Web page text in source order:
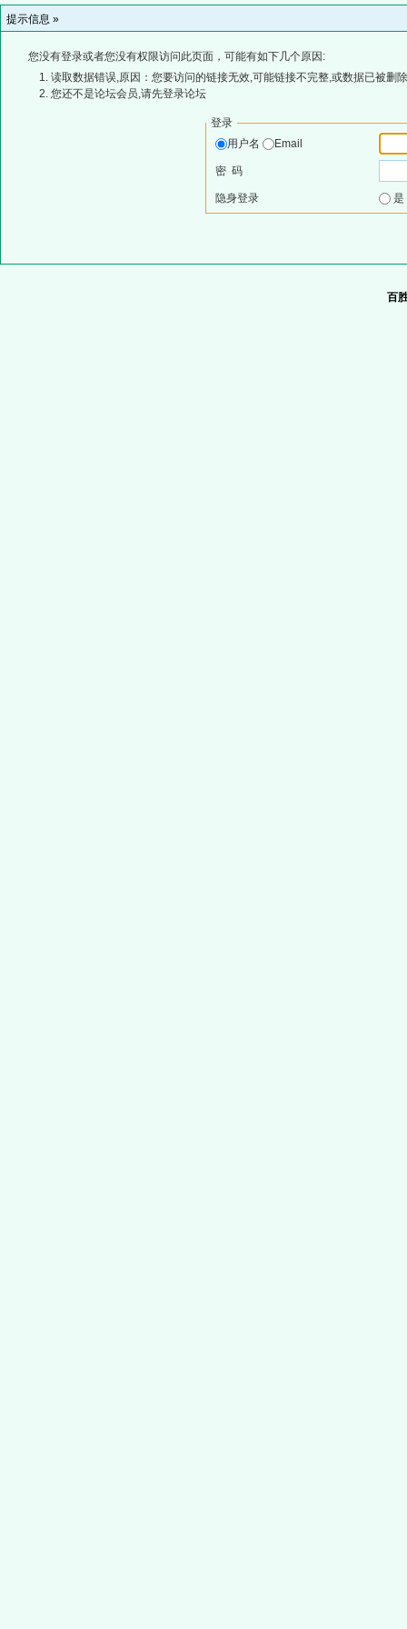
提示信息 »
您没有登录或者您没有权限访问此页面，可能有如下几个原因:
读取数据错误,原因：您要访问的链接无效,可能链接不完整,或数据已被删
您还不是论坛会员,请先登录论坛
登录
用户名
Email
密 码
隐身登录
百